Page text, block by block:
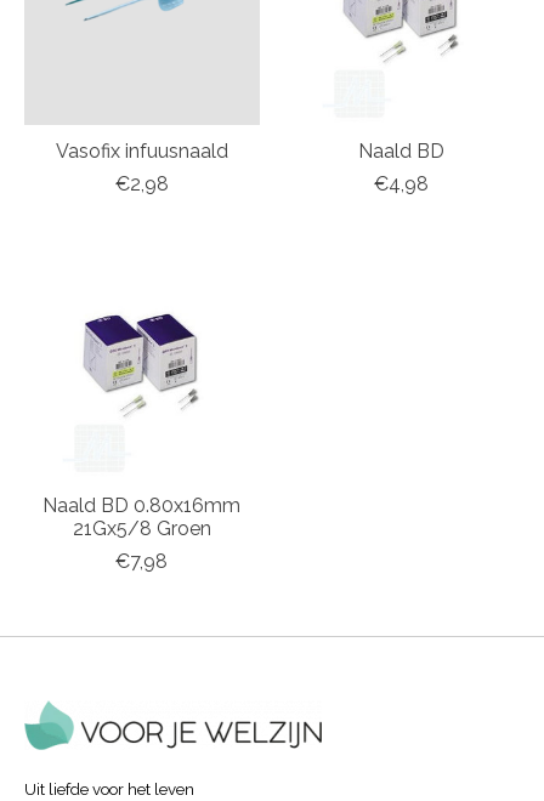
Vasofix infuusnaald
€2,98
Naald BD
€4,98
Naald BD 0.80x16mm
21Gx5/8 Groen
€7,98
Uit liefde voor het leven